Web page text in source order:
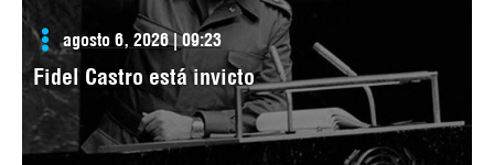
agosto 6, 2026 | 09:23
Fidel Castro está invicto